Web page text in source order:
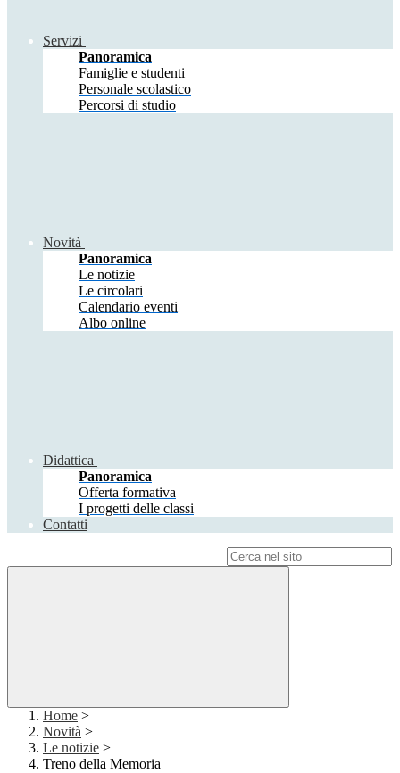
Servizi
Panoramica
Famiglie e studenti
Personale scolastico
Percorsi di studio
Novità
Panoramica
Le notizie
Le circolari
Calendario eventi
Albo online
Didattica
Panoramica
Offerta formativa
I progetti delle classi
Contatti
Home >
Novità >
Le notizie >
Treno della Memoria